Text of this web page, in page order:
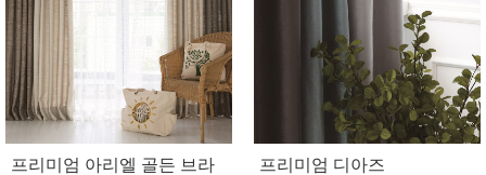
프리미엄 아리엘 골든 브라
프리미엄 디아즈